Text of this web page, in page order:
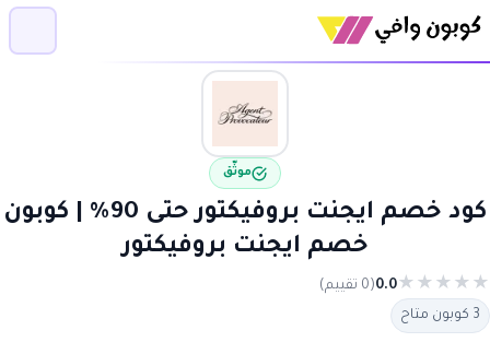
موثّق
كود خصم ايجنت بروفيكتور حتى 90% | كوبون
خصم ايجنت بروفيكتور
★
★
★
★
★
0.0(0 تقييم)
3 كوبون متاح